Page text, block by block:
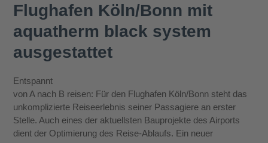
Flughafen Köln/Bonn mit
aquatherm black system
ausgestattet
Entspannt
von A nach B reisen: Für den Flughafen Köln/Bonn steht das
unkomplizierte Reiseerlebnis seiner Passagiere an erster
Stelle. Auch eines der aktuellsten Bauprojekte des Airports
dient der Optimierung des Reise-Ablaufs. Ein neuer